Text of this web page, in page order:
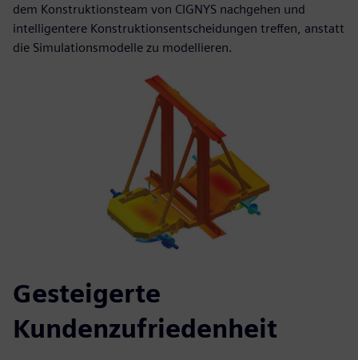
dem Konstruktionsteam von CIGNYS nachgehen und
intelligentere Konstruktionsentscheidungen treffen, anstatt
die Simulationsmodelle zu modellieren.
Gesteigerte
Kundenzufriedenheit